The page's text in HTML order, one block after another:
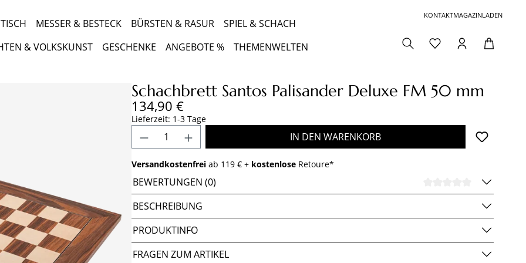
KONTAKTMAGAZINLADEN
MESSER & BESTECK BÜRSTEN & RASUR
SPIEL & SCHACH
& VOLKSKUNST
GESCHENKE ANGEBOTE % THEMENWELTEN
Schachbrett Santos Palisander Deluxe FM 50 mm
Regulärer Preis:
134,90 €
Lieferzeit: 1-3 Tage
Produkt Anzahl: Gib den gewünschten Wert ein oder benutze
IN DEN WARENKORB
Versandkostenfrei ab 119 € + kostenlose Retoure*
BEWERTUNGEN (0)
BESCHREIBUNG
PRODUKTINFO
FRAGEN ZUM ARTIKEL